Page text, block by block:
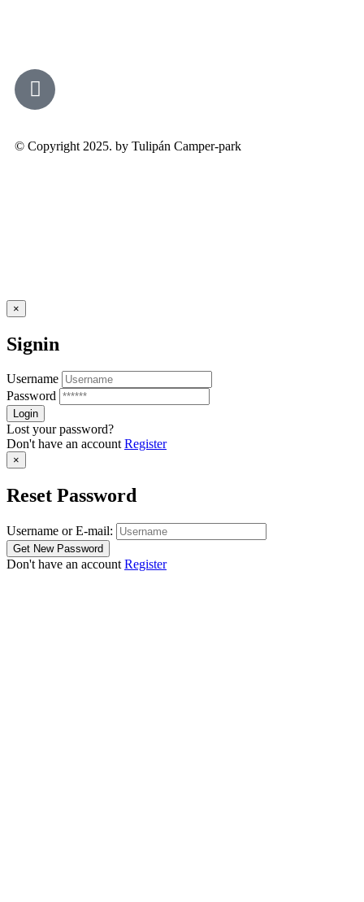
© Copyright 2025. by Tulipán Camper-park
×
Signin
Username
Password
Lost your password?
Don't have an accountRegister
×
Reset Password
Username or E-mail:
Don't have an account Register